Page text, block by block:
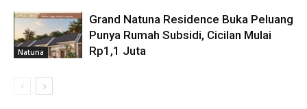
Natuna
Grand Natuna Residence Buka Peluang
Punya Rumah Subsidi, Cicilan Mulai
Rp1,1 Juta